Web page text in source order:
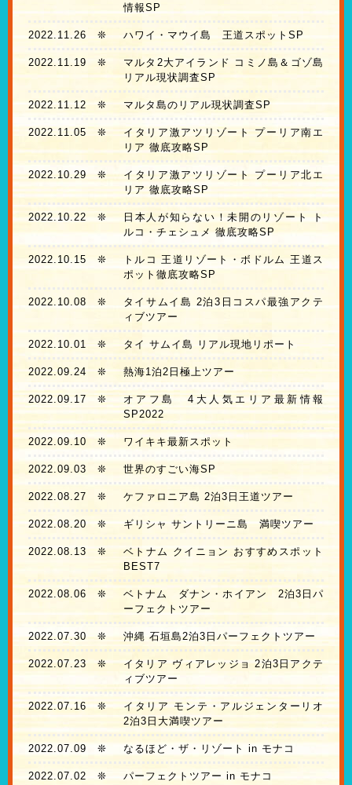
情報SP
2022.11.26 ❊ ハワイ・マウイ島 王道スポットSP
2022.11.19 ❊
マルタ2大アイランド コミノ島＆ゴゾ島
リアル現状調査SP
2022.11.12❊ マルタ島のリアル現状調査SP
2022.11.05 ❊
イタリア激アツリゾート プーリア南エ
リア 徹底攻略SP
2022.10.29❊
イタリア激アツリゾート プーリア北エ
リア 徹底攻略SP
2022.10.22 ❊
日本人が知らない！未開のリゾート ト
ルコ・チェシュメ 徹底攻略SP
2022.10.15 ❊
トルコ 王道リゾート・ボドルム 王道ス
ポット徹底攻略SP
2022.10.08 ❊
タイサムイ島 2泊3日コスパ最強アクテ
ィブツアー
2022.10.01 ❊ タイ サムイ島 リアル現地リポート
2022.09.24 ❊ 熱海1泊2日極上ツアー
2022.09.17 ❊
オアフ島 4大人気エリア最新情報
SP2022
2022.09.10 ❊ ワイキキ最新スポット
2022.09.03 ❊ 世界のすごい海SP
2022.08.27 ❊ ケファロニア島 2泊3日王道ツアー
2022.08.20❊ ギリシャ サントリーニ島 満喫ツアー
2022.08.13 ❊
ベトナム クイニョン おすすめスポット
BEST7
2022.08.06 ❊
ベトナム ダナン・ホイアン 2泊3日パ
ーフェクトツアー
2022.07.30 ❊ 沖縄 石垣島2泊3日パーフェクトツアー
2022.07.23❊
イタリア ヴィアレッジョ 2泊3日アクテ
ィブツアー
2022.07.16❊
イタリア モンテ・アルジェンターリオ
2泊3日大満喫ツアー
2022.07.09 ❊ なるほど・ザ・リゾート in モナコ
2022.07.02 ❊ パーフェクトツアー in モナコ